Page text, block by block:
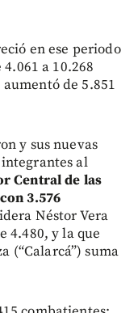
en ese periodo
a 10.268
de 5.851
y sus nuevas
al
Central de las
3.576
Néstor Vera
4.480, y la que
(“Calarcá”) suma